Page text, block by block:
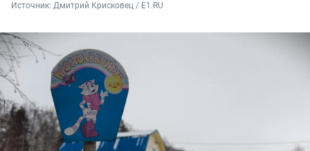
Источник: Дмитрий Крисковец / E1.RU